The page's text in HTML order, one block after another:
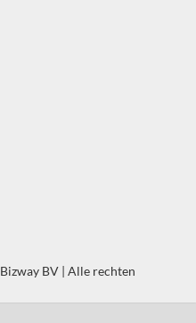
Bizway BV | Alle rechten